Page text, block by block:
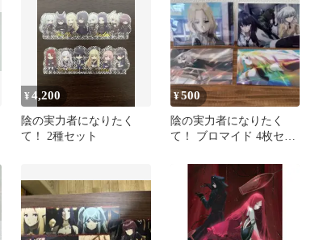
¥4,200
陰の実力者になりたく
て！ 2種セット
¥500
陰の実力者になりたく
て！ ブロマイド 4枚セッ